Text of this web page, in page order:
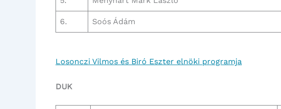
6. Soós Ádám
Losonczi Vilmos és Biró Eszter elnöki programja
DUK